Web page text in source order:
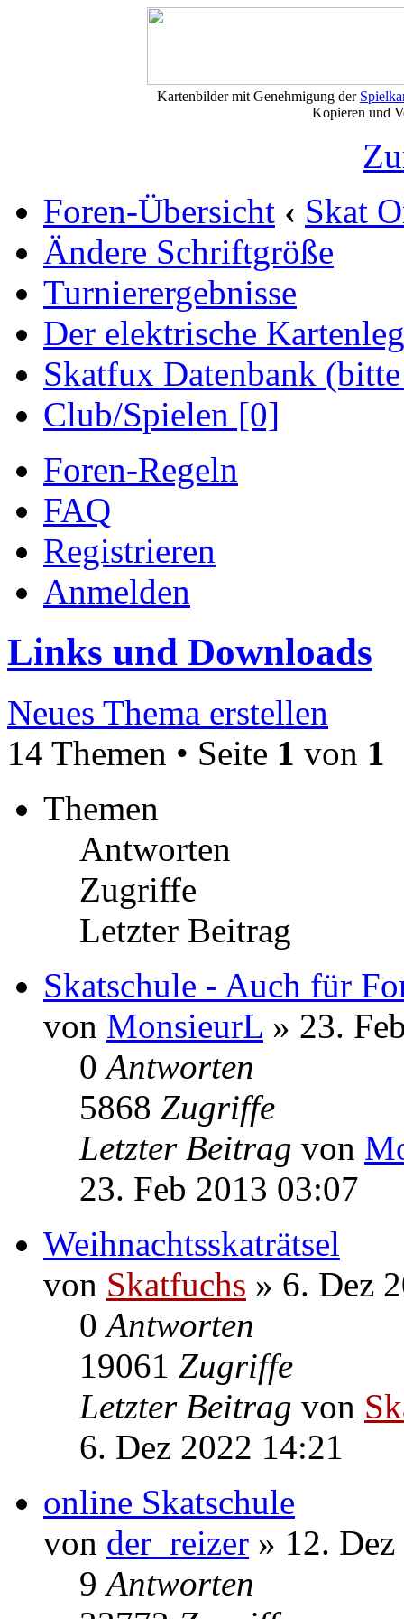
Kartenbilder mit Genehmigung der
Kopieren und
Foren-Übersicht ‹ Skat
Ändere Schriftgröße
Turnierergebnisse
Der elektrische
Skatfux Datenbank
Club/Spielen [0]
Foren-Regeln
FAQ
Registrieren
Anmelden
Links und Downloads
Neues Thema erstellen
14 Themen • Seite 1 von 1
Themen
Antworten
Zugriffe
Letzter Beitrag
Skatschule - Auch für
von MonsieurL » 23.
0Antworten
5868 Zugriffe
Letzter Beitragvon
23. Feb 2013 03:07
Weihnachtsskaträtsel
vonSkatfuchs» 6. Dez
0Antworten
19061 Zugriffe
Letzter Beitrag
6. Dez 2022 14:21